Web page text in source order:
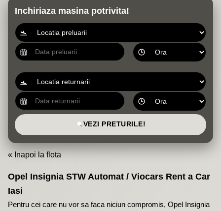
Inchiriaza masina potrivita!
VEZI PRETURILE!
« Inapoi la flota
Opel Insignia STW Automat / Viocars Rent a Car
Iasi
Pentru cei care nu vor sa faca niciun compromis, Opel Insignia